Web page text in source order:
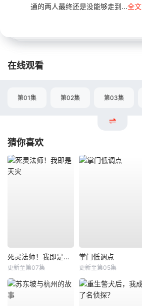
通的两人最终还是没能够走到...全文
在线观看
第01集 第02集 第03集
猜你喜欢
死灵法师！我即是天灾
更新至第07集
掌门低调点
更新至第05集